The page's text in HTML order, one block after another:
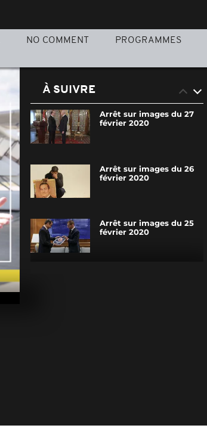
NO COMMENT PROGRAMMES
À SUIVRE
Arrêt sur images du 27
février 2020
Arrêt sur images du 26
février 2020
Arrêt sur images du 25
février 2020